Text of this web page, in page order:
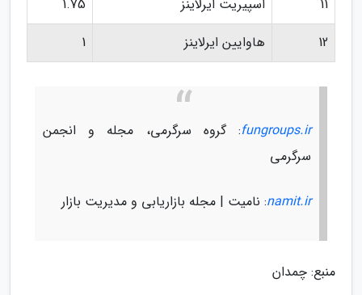
11
اسپیریت ایرلاینز
1.75
12
هاوایین ایرلاینز 1
fungroups.ir: گروه سرگرمی، مجله و انجمن
سرگرمی
namit.ir: نامیت | مجله بازاریابی و مدیریت بازار
منبع: چمدان